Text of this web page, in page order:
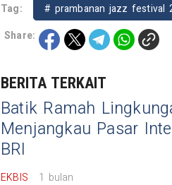
Tag: # prambanan jazz festival
Share:
BERITA TERKAIT
Batik Ramah
Menjangkau Pasar
BRI
EKBIS 1 bulan